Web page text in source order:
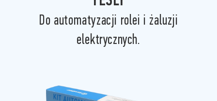
Do automatyzacji rolei i żaluzji
elektrycznych.